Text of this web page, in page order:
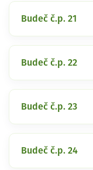
Budeč č.p. 21
Budeč č.p. 22
Budeč č.p. 23
Budeč č.p. 24